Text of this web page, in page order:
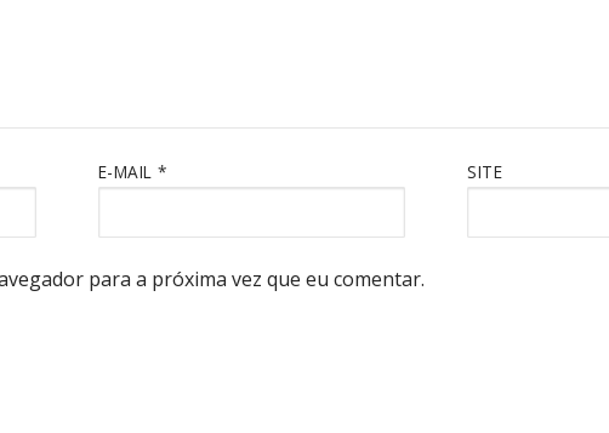
E-MAIL* SITE
para a próxima vez que eu comentar.